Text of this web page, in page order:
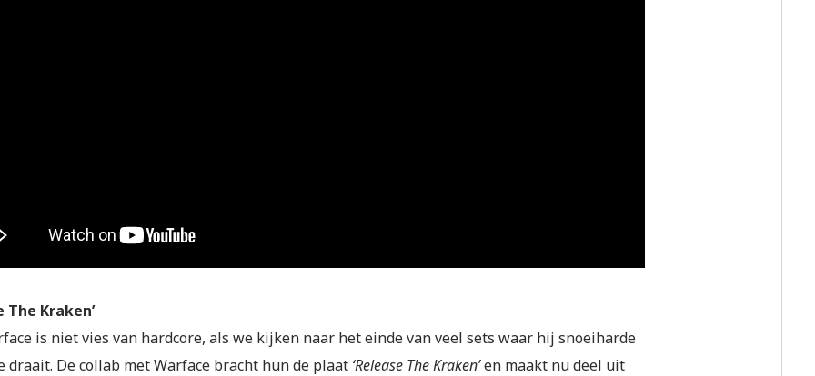
The Kraken’
is niet vies van hardcore, als we kijken naar het einde van veel sets waar hij snoeiharde
draait. De collab met Warface bracht hun de plaat ‘Release The Kraken’en maakt nu deel uit